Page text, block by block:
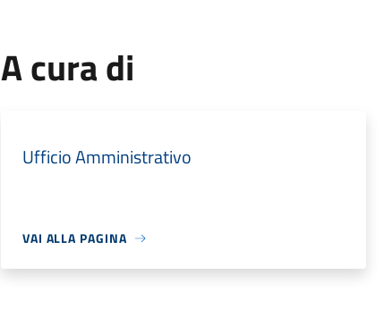
A cura di
Ufficio Amministrativo
VAI ALLA PAGINA